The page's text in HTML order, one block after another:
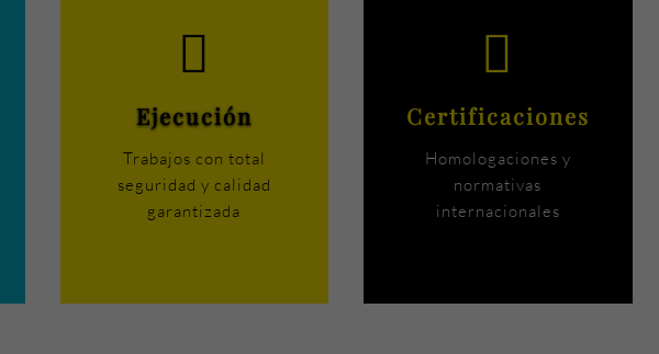
Ejecución
Trabajos con total
seguridad y calidad
garantizada
Certificaciones
Homologaciones y
normativas
internacionales